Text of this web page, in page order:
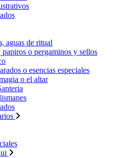
aguas de ritual
papiros o pergaminos y sellos
o esencias especiales
o el altar